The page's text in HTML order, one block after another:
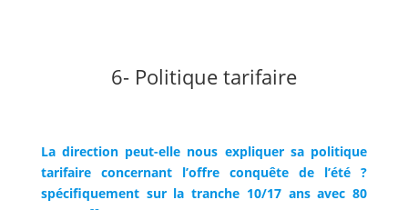
6- Politique tarifaire
La direction peut-elle nous expliquer sa politique
tarifaire concernant l’offre conquête de l’été ?
spécifiquement sur la tranche 10/17 ans avec 80